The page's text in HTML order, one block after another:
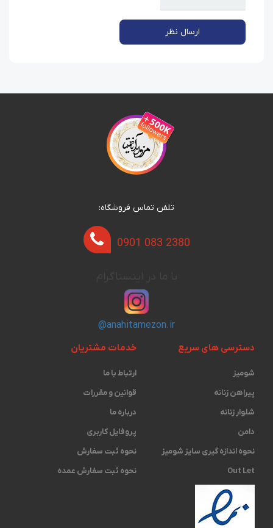
ارسال نظر
تلفن تماس فروشگاه:
0901 083 2380
@anahitamezon.ir
دسترسی های سریع
شومیز
پیراهن زنانه
شلوار زنانه
دامن
نحوه اندازه گیری ‫سایز شومیز
Out Let
خدمات مشتریان
ارتباط با ما
قوانین و مقررات
درباره ما
پروفایل کاربری
نحوه ثبت سفارش
نحوه ثبت سفارش عمده